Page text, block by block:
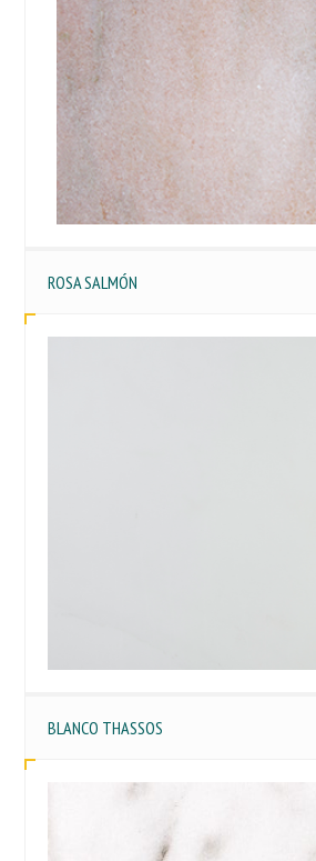
ROSA SALMÓN
BLANCO THASSOS